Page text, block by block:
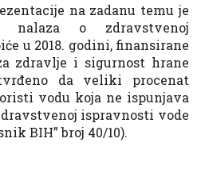
na zadanu temu je
nalaza o zdravstvenoj
u 2018. godini, finansirane
zdravlje i sigurnost hrane
da veliki procenat
vodu koja ne ispunjava
ispravnosti vode
BIH” broj 40/10).